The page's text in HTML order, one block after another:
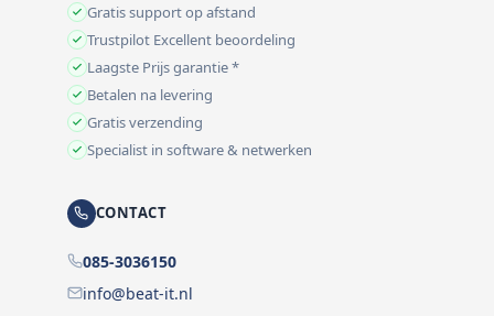
Gratis support op afstand
Trustpilot Excellent beoordeling
Laagste Prijs garantie *
Betalen na levering
Gratis verzending
Specialist in software & netwerken
CONTACT
085-3036150
info@beat-it.nl